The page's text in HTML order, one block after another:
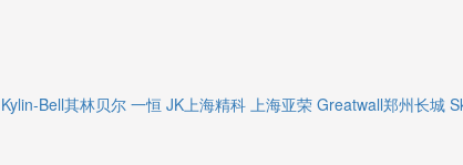
Kylin-Bell其林贝尔 一恒 JK上海精科 上海亚荣 Greatwall郑州长城